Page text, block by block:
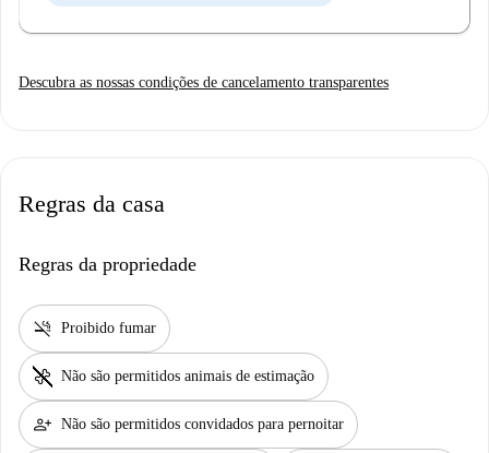
Descubra as nossas condições de cancelamento transparentes
Regras da casa
Regras da propriedade
smoke_free Proibido fumar
pet_supplies Não são permitidos animais de estimação
person_add Não são permitidos convidados para pernoitar